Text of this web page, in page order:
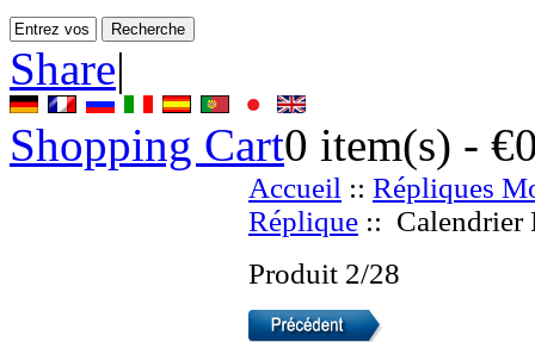
Share|
Shopping Cart0 item(s) -
Accueil :: Répliques
Réplique :: Calendrier
Produit 2/28